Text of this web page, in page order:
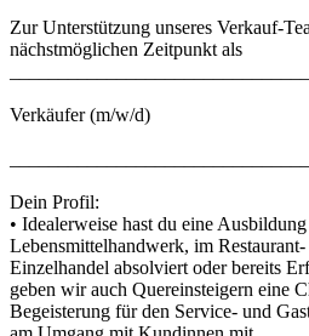
Zur Unterstützung unseres Verkauf-
nächstmöglichen Zeitpunkt als
Verkäufer (m/w/d)
Dein Profil:
• Idealerweise hast du eine
Lebensmittelhandwerk, im
Einzelhandel absolviert oder bereits
geben wir auch Quereinsteigern eine
Begeisterung für den Service- und